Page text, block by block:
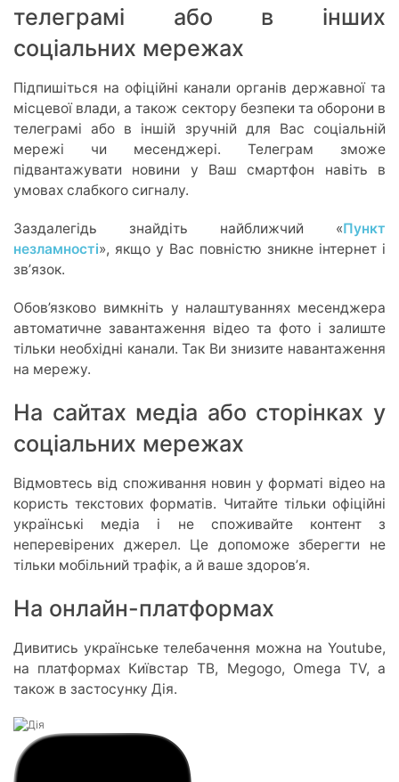
телеграмі або в інших
соціальних мережах
Підпишіться на офіційні канали органів державної та
місцевої влади, а також сектору безпеки та оборони в
телеграмі або в іншій зручній для Вас соціальній
мережі чи месенджері. Телеграм зможе
підвантажувати новини у Ваш смартфон навіть в
умовах слабкого сигналу.
Заздалегідь знайдіть найближчий «Пункт
незламності», якщо у Вас повністю зникне інтернет і
звʼязок.
Обов’язково вимкніть у налаштуваннях месенджера
автоматичне завантаження відео та фото і залиште
тільки необхідні канали. Так Ви знизите навантаження
на мережу.
На сайтах медіа або сторінках у
соціальних мережах
Відмовтесь від споживання новин у форматі відео на
користь текстових форматів. Читайте тільки офіційні
українські медіа і не споживайте контент з
неперевірених джерел. Це допоможе зберегти не
тільки мобільний трафік, а й ваше здоровʼя.
На онлайн-платформах
Дивитись українське телебачення можна на Youtube,
на платформах Київстар ТВ, Megogo, Omega TV, а
також в застосунку Дія.